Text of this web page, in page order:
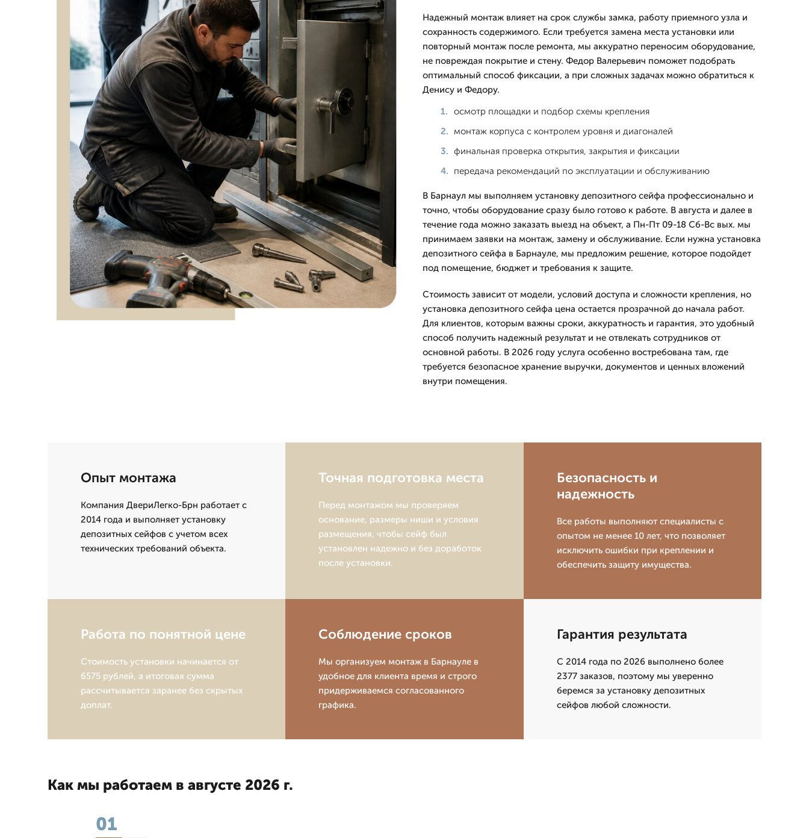
Надежный монтаж влияет на срок службы замка, работу приемного узла и
сохранность содержимого. Если требуется замена места установки или
повторный монтаж после ремонта, мы аккуратно переносим оборудование,
не повреждая покрытие и стену. Федор Валерьевич поможет подобрать
оптимальный способ фиксации, а при сложных задачах можно обратиться к
Денису и Федору.
осмотр площадки и подбор схемы крепления
монтаж корпуса с контролем уровня и диагоналей
финальная проверка открытия, закрытия и фиксации
передача рекомендаций по эксплуатации и обслуживанию
В Барнаул мы выполняем установку депозитного сейфа профессионально и
точно, чтобы оборудование сразу было готово к работе. В августа и далее в
течение года можно заказать выезд на объект, а Пн-Пт 09-18 Сб-Вс вых. мы
принимаем заявки на монтаж, замену и обслуживание. Если нужна установка
депозитного сейфа в Барнауле, мы предложим решение, которое подойдет
под помещение, бюджет и требования к защите.
Стоимость зависит от модели, условий доступа и сложности крепления, но
установка депозитного сейфа цена остается прозрачной до начала работ.
Для клиентов, которым важны сроки, аккуратность и гарантия, это удобный
способ получить надежный результат и не отвлекать сотрудников от
основной работы. В 2026 году услуга особенно востребована там, где
требуется безопасное хранение выручки, документов и ценных вложений
внутри помещения.
Опыт монтажа
Компания ДвериЛегко-Брн работает с
2014 года и выполняет установку
депозитных сейфов с учетом всех
технических требований объекта.
Точная подготовка места
Перед монтажом мы проверяем
основание, размеры ниши и условия
размещения, чтобы сейф был
установлен надежно и без доработок
после установки.
Безопасность и
надежность
Все работы выполняют специалисты с
опытом не менее 10 лет, что позволяет
исключить ошибки при креплении и
обеспечить защиту имущества.
Работа по понятной цене
Стоимость установки начинается от
6575 рублей, а итоговая сумма
рассчитывается заранее без скрытых
доплат.
Соблюдение сроков
Мы организуем монтаж в Барнауле в
удобное для клиента время и строго
придерживаемся согласованного
графика.
Гарантия результата
С 2014 года по 2026 выполнено более
2377 заказов, поэтому мы уверенно
беремся за установку депозитных
сейфов любой сложности.
Как мы работаем в августе 2026 г.
01